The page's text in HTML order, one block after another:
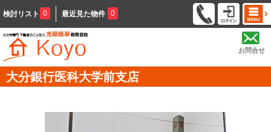
検討リスト 0 最近見た物件 0
お問合せ
大分銀行医科大学前支店